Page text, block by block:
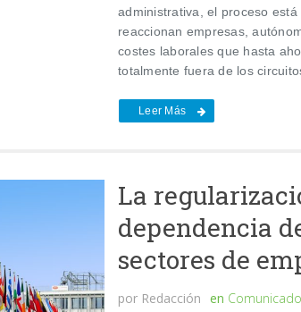
administrativa, el proceso
reaccionan empresas,
costes laborales que hasta
totalmente fuera de los
Leer Más
La
dependencia
sectores de
por Redacción en